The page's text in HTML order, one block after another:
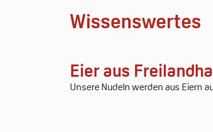
Wissenswertes
Eier aus
Unsere Nudeln werden aus Eiern